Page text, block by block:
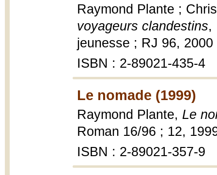
Raymond Plante ;
voyageurs clandestins,
jeunesse ; RJ 96, 2000
ISBN : 2-89021-435-4
Le nomade (1999)
Raymond Plante, Le
Roman 16/96 ; 12,
ISBN : 2-89021-357-9